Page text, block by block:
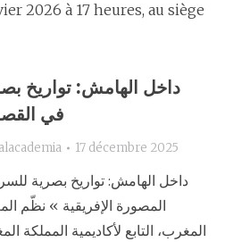
2026 à 17 heures, au siège
داخل الهامش: تواريخ
في
alacademia 17 décembre 2025
المصورة الإفريقية » نظّم
المغرب، التابع لأكاديمية